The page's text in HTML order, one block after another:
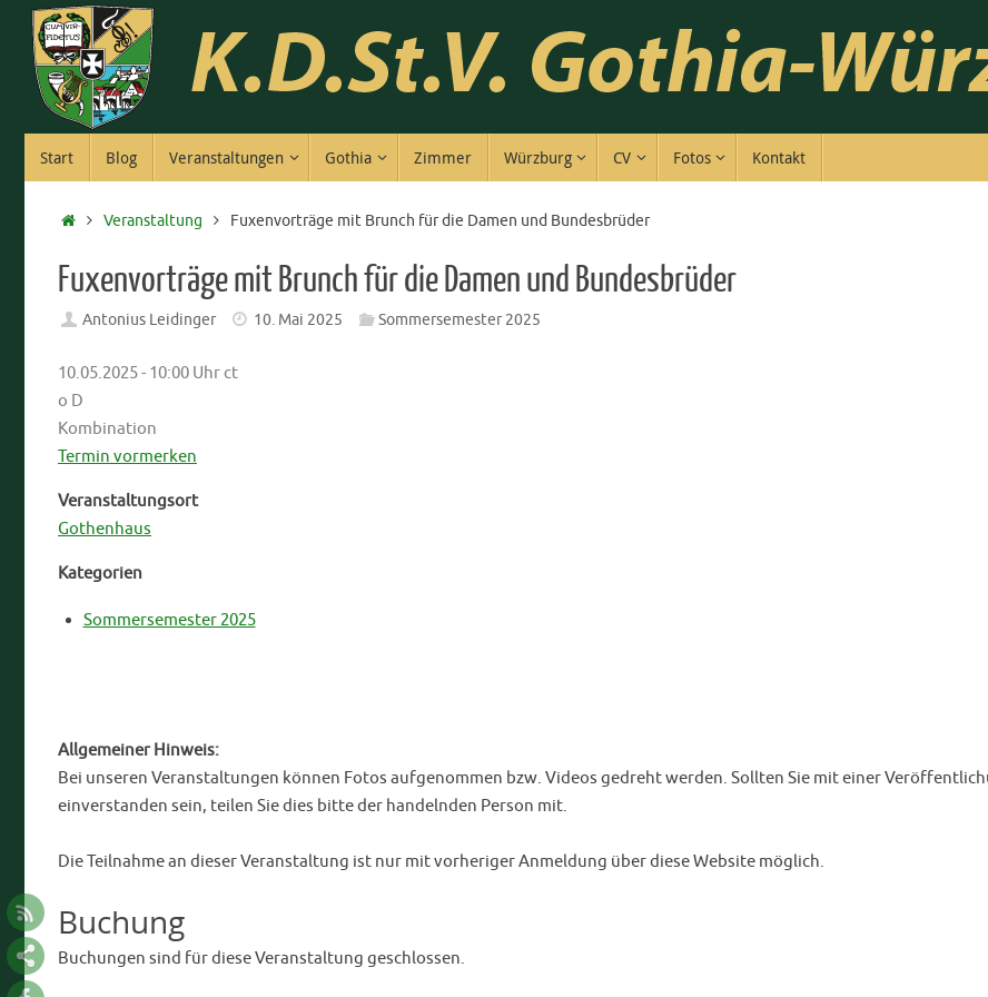
Zum
Inhalt
springen
Inhalt
Start Blog Veranstaltungen Gothia Zimmer Würzburg CV Fotos Kontakt
StartVeranstaltung Fuxenvorträge mit Brunch für die Damen und Bundesbrüder
Fuxenvorträge mit Brunch für die Damen und Bundesbrüder
Antonius Leidinger 10. Mai 2025 Sommersemester 2025
10.05.2025 - 10:00 Uhr ct
o D
Kombination
Termin vormerken
Veranstaltungsort
Gothenhaus
Kategorien
Sommersemester 2025
Allgemeiner Hinweis:
Bei unseren Veranstaltungen können Fotos aufgenommen bzw. Videos gedreht werden. Sollten Sie mit einer
einverstanden sein, teilen Sie dies bitte der handelnden Person mit.
Die Teilnahme an dieser Veranstaltung ist nur mit vorheriger Anmeldung über diese Website möglich.
Buchung
Buchungen sind für diese Veranstaltung geschlossen.